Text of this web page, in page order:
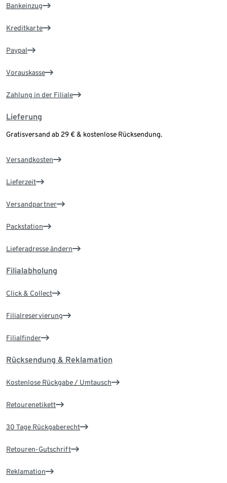
Bankeinzug
Kreditkarte
Paypal
Vorauskasse
Zahlung in der Filiale
Lieferung
Gratisversand ab 29 € & kostenlose Rücksendung.
Versandkosten
Lieferzeit
Versandpartner
Packstation
Lieferadresse ändern
Filialabholung
Click & Collect
Filialreservierung
Filialfinder
Rücksendung & Reklamation
Kostenlose Rückgabe / Umtausch
Retourenetikett
30 Tage Rückgaberecht
Retouren-Gutschrift
Reklamation